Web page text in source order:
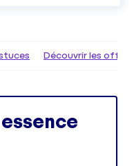
Découvrir les